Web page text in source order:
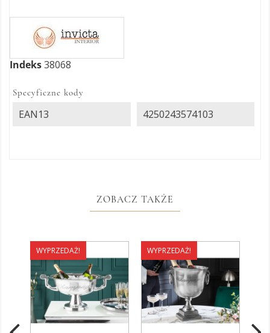
Indeks38068
Specyficzne kody
EAN13 4250243574103
ZOBACZ TAKŻE
WYPRZEDAŻ! WYPRZEDAŻ!